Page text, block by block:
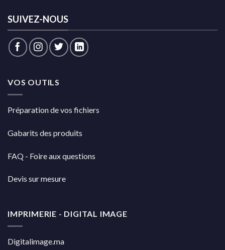
SUIVEZ-NOUS
VOS OUTILS
Préparation de vos fichiers
Gabarits des produits
FAQ - Foire aux questions
Devis sur mesure
IMPRIMERIE - DIGITAL IMAGE
Digitalimage.ma